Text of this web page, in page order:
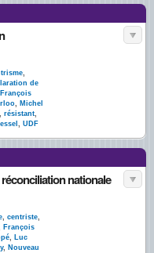
,
de
François
, Michel
, résistant,
, UDF
nationale
, centriste,
François
, Luc
, Nouveau